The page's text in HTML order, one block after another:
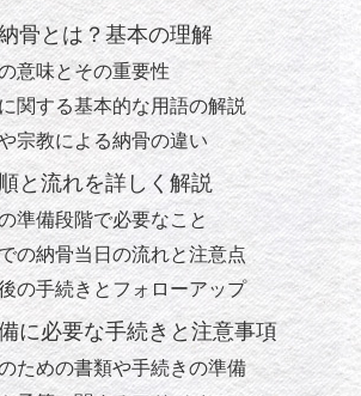
骨とは？基本の理解
意味とその重要性
関する基本的な用語の解説
宗教による納骨の違い
と流れを詳しく解説
準備段階で必要なこと
の納骨当日の流れと注意点
の手続きとフォローアップ
に必要な手続きと注意事項
ための書類や手続きの準備